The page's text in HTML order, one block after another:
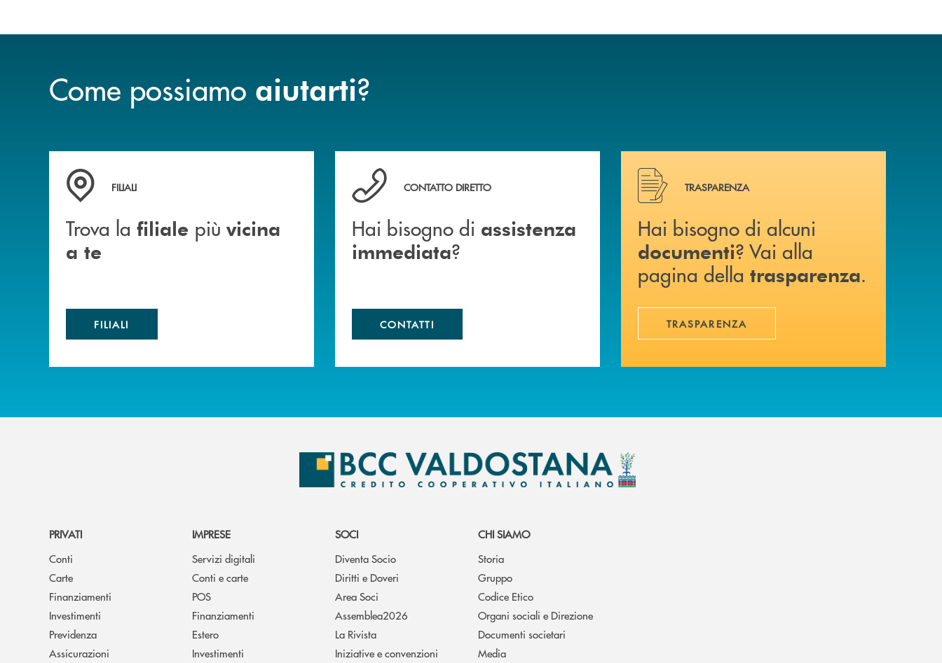
Come possiamo aiutarti?
Trova la filiale più vicina a te
FILIALI
Trova la filiale più vicina
a te
FILIALI
Hai bisogno di assistenza immediata ?
CONTATTO DIRETTO
Hai bisogno di assistenza
immediata?
CONTATTI
Hai bisogno di alcuni documenti ? Vai alla pagina della
TRASPARENZA
Hai bisogno di alcuni
documenti? Vai alla
pagina della trasparenza.
TRASPARENZA
PRIVATI
Conti
Carte
Finanziamenti
Investimenti
Previdenza
Assicurazioni
IMPRESE
Servizi digitali
Conti e carte
POS
Finanziamenti
Estero
Investimenti
SOCI
Diventa Socio
Diritti e Doveri
Area Soci
Assemblea2026
La Rivista
Iniziative e convenzioni
CHI SIAMO
Storia
Gruppo
Codice Etico
Organi sociali e Direzione
Documenti societari
Media